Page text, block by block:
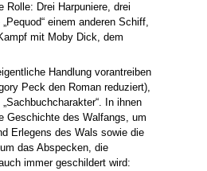
Rolle: Drei Harpuniere, drei
einem anderen Schiff,
mit Moby Dick, dem
Handlung vorantreiben
Peck den Roman reduziert),
In ihnen
Geschichte des Walfangs, um
Erlegens des Wals sowie die
das Abspecken, die
immer geschildert wird: